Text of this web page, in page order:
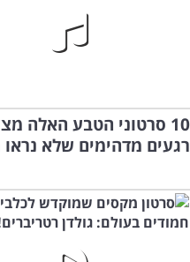
10 סרטוני הטבע האלה
רגעים מדהימים שלא